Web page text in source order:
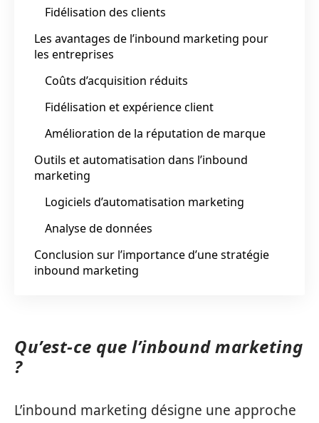
Fidélisation des clients
Les avantages de l’inbound marketing pour
les entreprises
Coûts d’acquisition réduits
Fidélisation et expérience client
Amélioration de la réputation de marque
Outils et automatisation dans l’inbound
marketing
Logiciels d’automatisation marketing
Analyse de données
Conclusion sur l’importance d’une stratégie
inbound marketing
Qu’est-ce que l’inbound marketing
?
L’inbound marketing désigne une approche